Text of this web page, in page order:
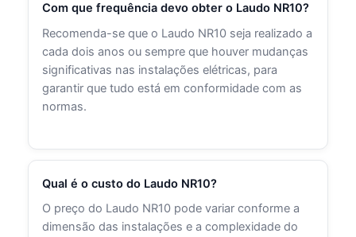
Com que frequência devo obter o Laudo NR10?
Recomenda-se que o Laudo NR10 seja realizado a
cada dois anos ou sempre que houver mudanças
significativas nas instalações elétricas, para
garantir que tudo está em conformidade com as
normas.
Qual é o custo do Laudo NR10?
O preço do Laudo NR10 pode variar conforme a
dimensão das instalações e a complexidade do